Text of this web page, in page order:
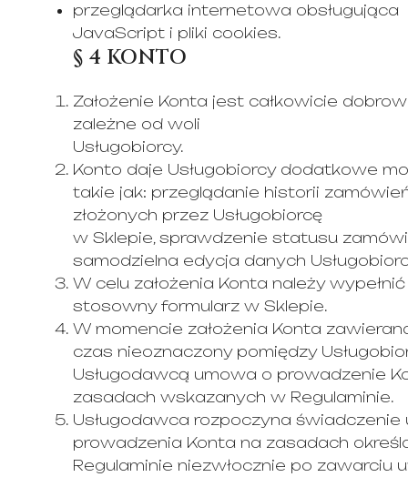
przeglądarka internetowa obsługująca
JavaScript i pliki cookies.
§ 4 KONTO
Założenie Konta jest całkowicie
zależne od woli
Usługobiorcy.
Konto daje Usługobiorcy dodatkowe
takie jak: przeglądanie historii
złożonych przez Usługobiorcę
w Sklepie, sprawdzenie statusu
samodzielna edycja danych
W celu założenia Konta należy wypełnić
stosowny formularz w Sklepie.
W momencie założenia Konta
czas nieoznaczony pomiędzy
Usługodawcą umowa o prowadzenie
zasadach wskazanych w Regulaminie.
Usługodawca rozpoczyna świadczenie
prowadzenia Konta na zasadach
Regulaminie niezwłocznie po zawarciu